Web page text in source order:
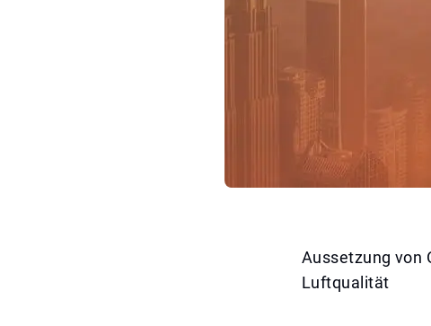
Aussetzung von
Luftqualität